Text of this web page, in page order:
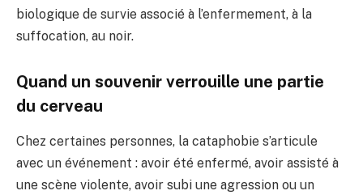
biologique de survie associé à l’enfermement, à la
suffocation, au noir.
Quand un souvenir verrouille une partie
du cerveau
Chez certaines personnes, la cataphobie s’articule
avec un événement : avoir été enfermé, avoir assisté à
une scène violente, avoir subi une agression ou un